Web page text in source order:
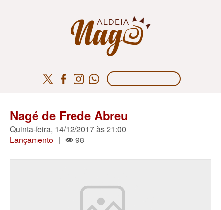
Nagé de Frede Abreu
Quinta-feira, 14/12/2017 às 21:00
Lançamento | 98